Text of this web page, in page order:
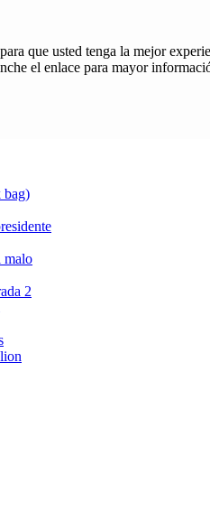
que usted tenga la mejor
el enlace para mayor
bag)
malo
2